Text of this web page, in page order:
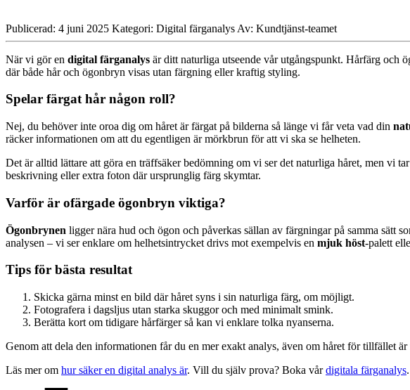
Publicerad: 4 juni 2025 Kategori: Digital färganalys Av: Kundtjänst-teamet
När vi gör en digital färganalys är ditt naturliga utseende vår utgångspunkt. Hårfärg
där både hår och ögonbryn visas utan färgning eller kraftig styling.
Spelar färgat hår någon roll?
Nej, du behöver inte oroa dig om håret är färgat på bilderna så länge vi får veta vad din
räcker informationen om att du egentligen är mörkbrun för att vi ska se helheten.
Det är alltid lättare att göra en träffsäker bedömning om vi ser det naturliga håret, men vi
beskrivning eller extra foton där ursprunglig färg skymtar.
Varför är ofärgade ögonbryn viktiga?
Ögonbrynen ligger nära hud och ögon och påverkas sällan av färgningar på samma sätt
analysen – vi ser enklare om helhetsintrycket drivs mot exempelvis en mjuk höst-palett
Tips för bästa resultat
Skicka gärna minst en bild där håret syns i sin naturliga färg, om möjligt.
Fotografera i dagsljus utan starka skuggor och med minimalt smink.
Berätta kort om tidigare hårfärger så kan vi enklare tolka nyanserna.
Genom att dela den informationen får du en mer exakt analys, även om håret för tillfället är
Läs mer om hur säker en digital analys är. Vill du själv prova? Boka vårdigitala färganalys.